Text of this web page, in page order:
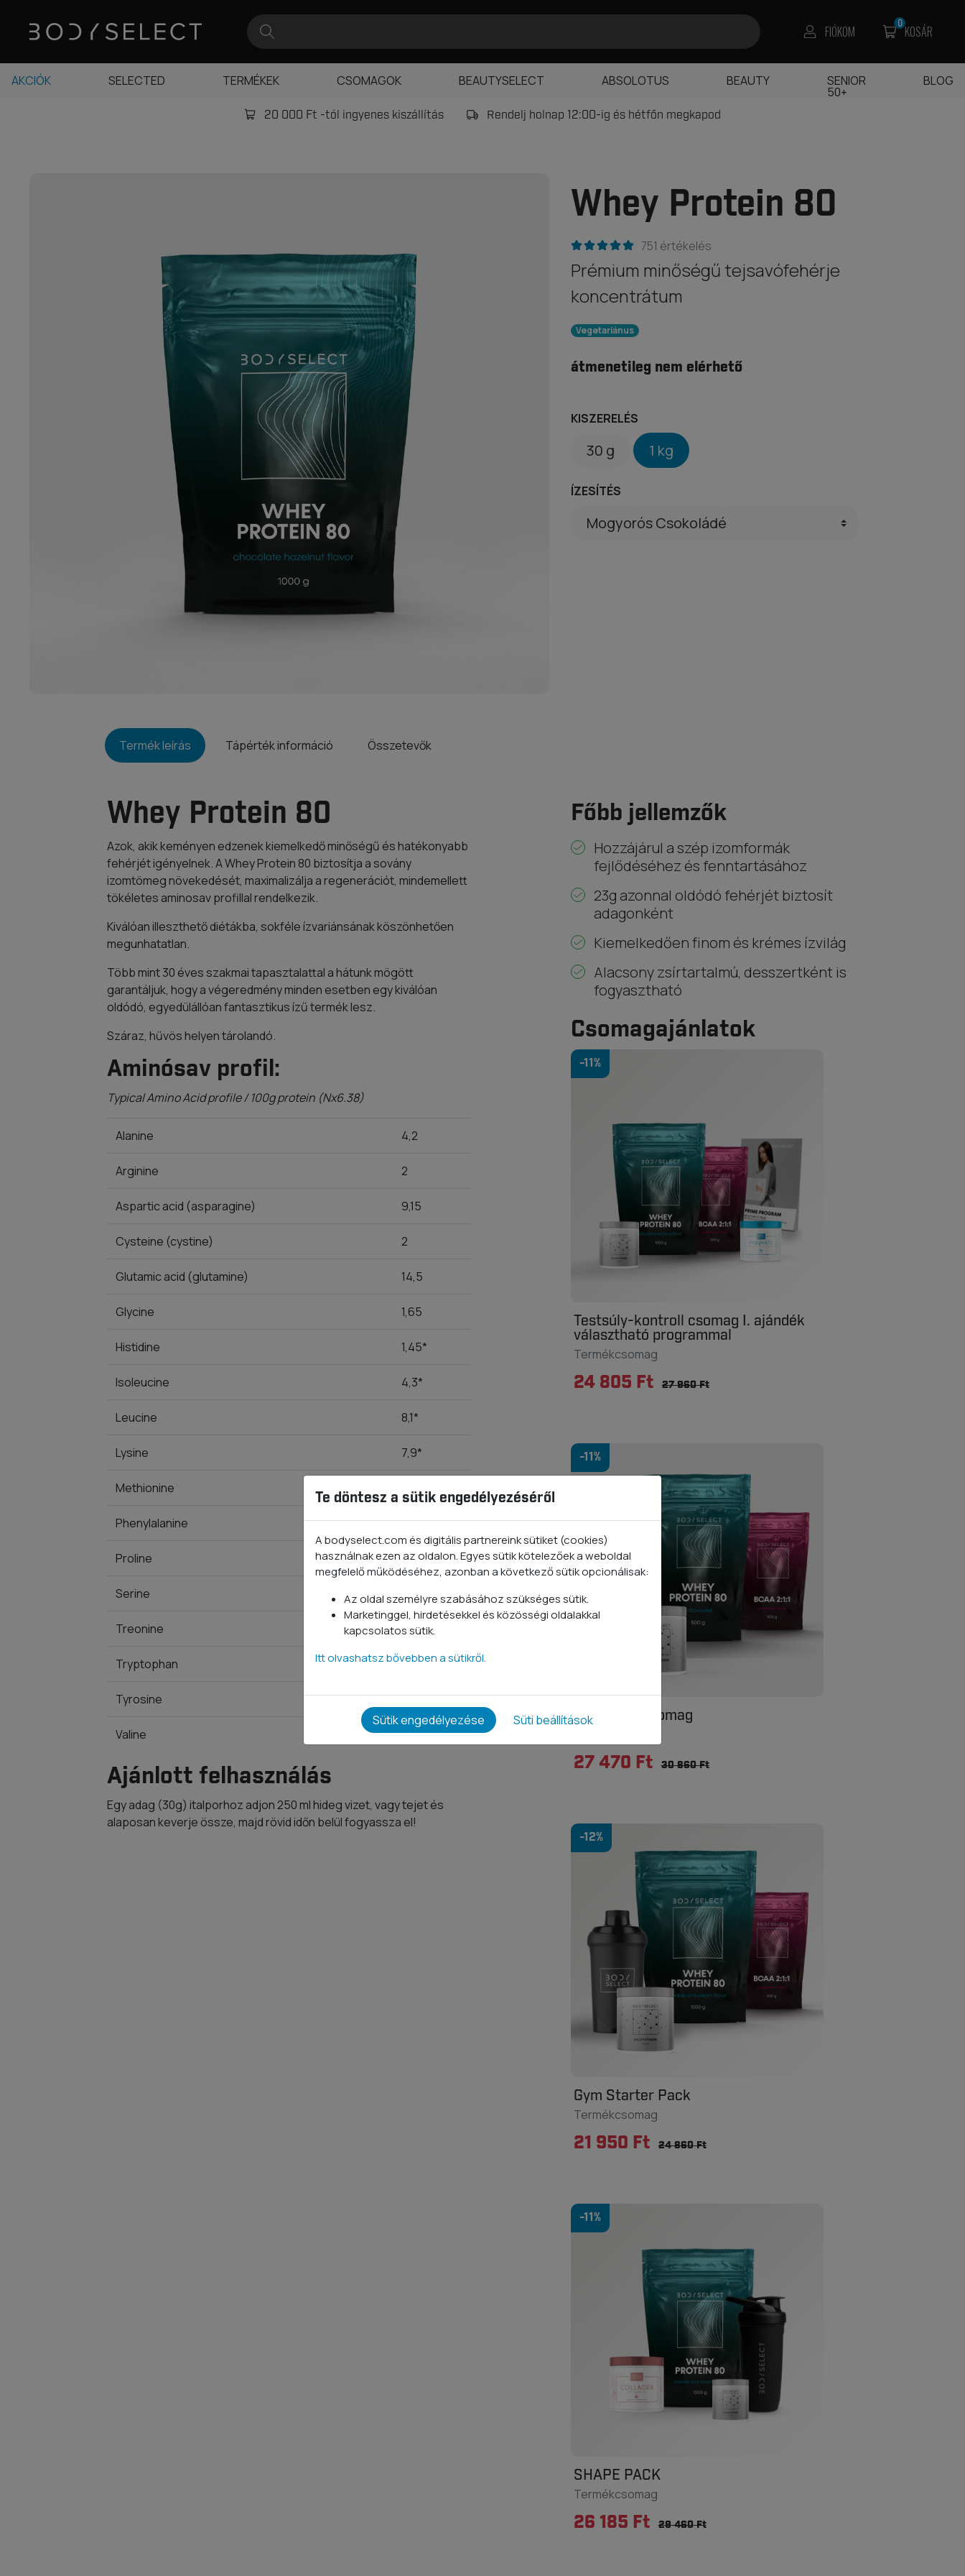
20 000 Ft -tól ingyenes kiszállítás Rendelj holnap 12:00-ig és hétfőn megkapod
Whey Protein 80
751 értékelés
Prémium minőségű tejsavófehérje
koncentrátum
Vegetariánus
átmenetileg nem elérhető
KISZERELÉS
30 g 1 kg
ÍZESÍTÉS
Termék leírás Tápérték információ Összetevők
Whey Protein 80
Azok, akik keményen edzenek kiemelkedő minőségű és hatékonyabb
fehérjét igényelnek. A Whey Protein 80 biztosítja a sovány
izomtömeg növekedését, maximalizálja a regenerációt, mindemellett
tökéletes aminosav profillal rendelkezik.
Kiválóan illeszthető diétákba, sokféle ízvariánsának köszönhetően
megunhatatlan.
Több mint 30 éves szakmai tapasztalattal a hátunk mögött
garantáljuk, hogy a végeredmény minden esetben egy kiválóan
oldódó, egyedülállóan fantasztikus ízű termék lesz.
Száraz, hűvös helyen tárolandó.
Aminósav profil:
Typical Amino Acid profile / 100g protein (Nx6.38)
Alanine 4,2
Arginine 2
Aspartic acid (asparagine) 9,15
Cysteine (cystine) 2
Glutamic acid (glutamine) 14,5
Glycine 1,65
Histidine 1,45*
Isoleucine 4,3*
Leucine 8,1*
Lysine 7,9*
Methionine 1,8*
Phenylalanine 2,5*
Proline 5
Serine 4,5
Treonine 5,7*
Tryptophan 1,4
Tyrosine 2,2
Valine 4*
Ajánlott felhasználás
Egy adag (30g) italporhoz adjon 250 ml hideg vizet, vagy tejet és
alaposan keverje össze, majd rövid időn belül fogyassza el!
Főbb jellemzők
Hozzájárul a szép izomformák
fejlődéséhez és fenntartásához
23g azonnal oldódó fehérjét biztosít
adagonként
Kiemelkedően finom és krémes ízvilág
Alacsony zsírtartalmú, desszertként is
fogyasztható
Csomagajánlatok
-11%
Testsúly-kontroll csomag I. ajándék
választható programmal
Termékcsomag
24 805 Ft 27 960 Ft
-11%
Erőnövelő csomag
27 470 Ft 30 860 Ft
-12%
Gym Starter Pack
Termékcsomag
21 950 Ft 24 860 Ft
-11%
SHAPE PACK
Termékcsomag
26 185 Ft 29 460 Ft
FIÓKOM KOSÁR
0
AKCIÓK SELECTED TERMÉKEK CSOMAGOK BEAUTYSELECT ABSOLOTUS BEAUTY SENIOR
50+
BLOG
Te döntesz a sütik engedélyezéséről
A bodyselect.com és digitális partnereink sütiket (cookies)
használnak ezen az oldalon. Egyes sütik kötelezőek a weboldal
megfelelő működéséhez, azonban a következő sütik opcionálisak:
Az oldal személyre szabásához szükséges sütik.
Marketinggel, hirdetésekkel és közösségi oldalakkal
kapcsolatos sütik.
Itt olvashatsz bővebben a sütikről.
Sütik engedélyezése Süti beállítások